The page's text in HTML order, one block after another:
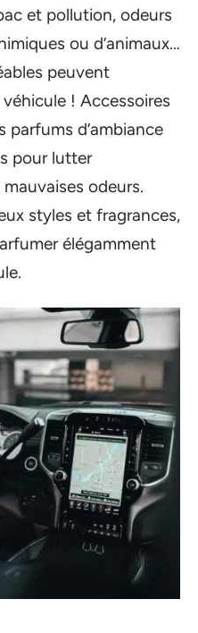
et pollution, odeurs
ou d’animaux…
peuvent
! Accessoires
d’ambiance
pour lutter
odeurs.
styles et fragrances,
élégamment